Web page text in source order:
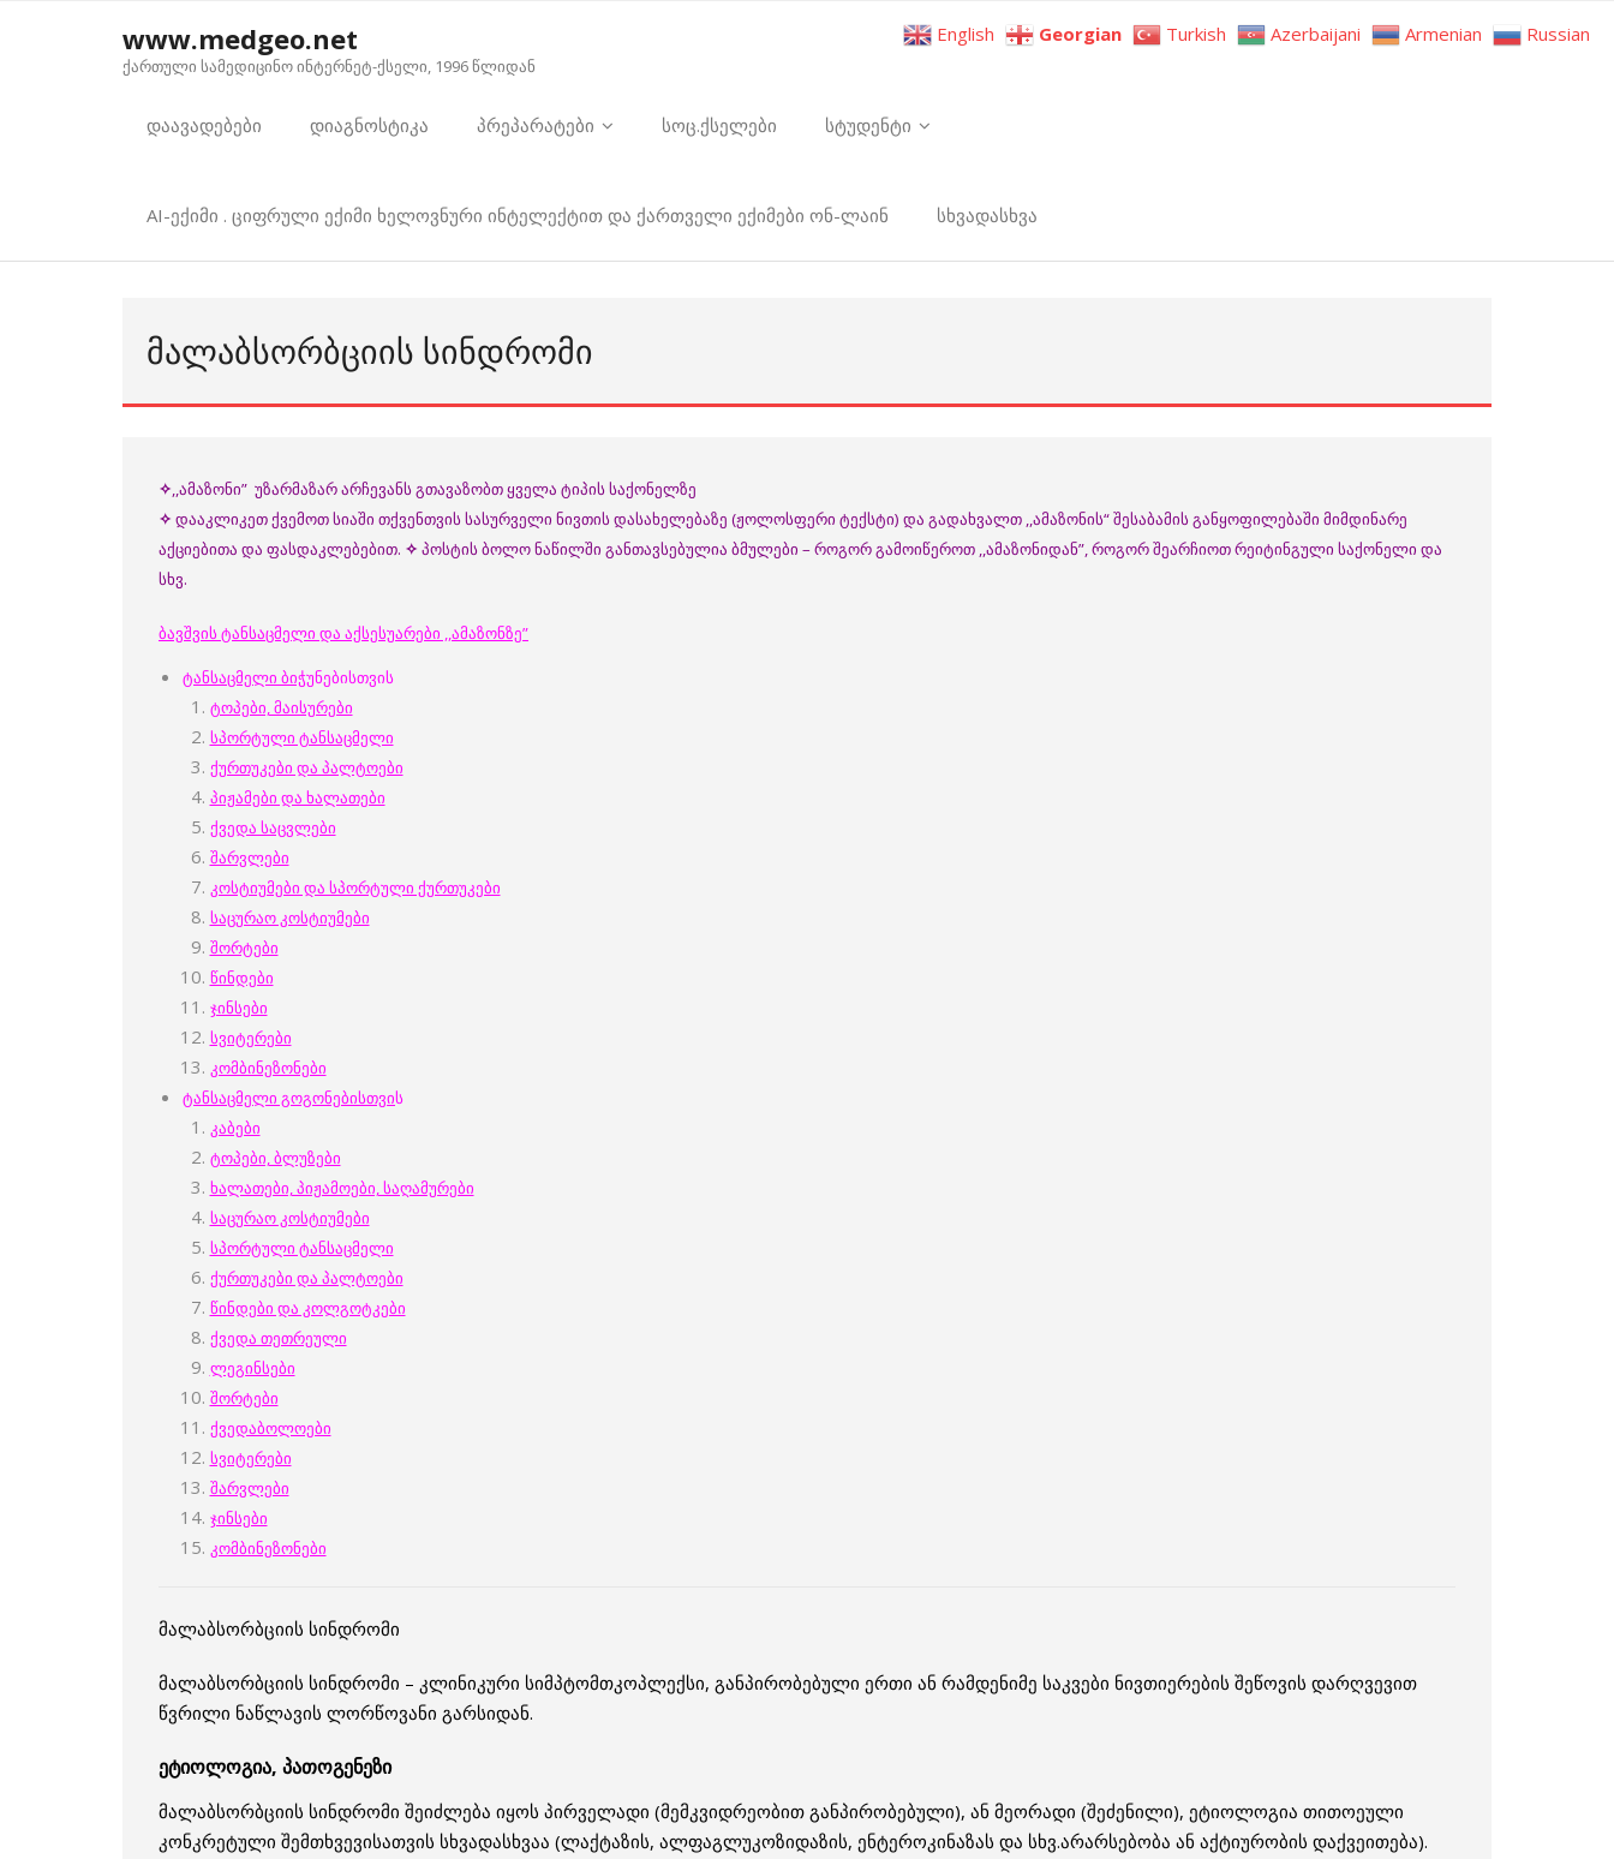
www.medgeo.net
ქართული სამედიცინო ინტერნეტ-ქსელი, 1996 წლიდან
დაავადებები დიაგნოსტიკა პრეპარატები სოც.ქსელები სტუდენტი
AI-ექიმი . ციფრული ექიმი ხელოვნური ინტელექტით და ქართველი ექიმები ონ-ლაინ სხვადასხვა
ᲛᲐᲚᲐᲑᲡᲝᲠᲑᲪᲘᲘᲡ ᲡᲘᲜᲓᲠᲝᲛᲘ
✧,,ამაზონი” უზარმაზარ არჩევანს გთავაზობთ ყველა ტიპის საქონელზე
✧ დააკლიკეთ ქვემოთ სიაში თქვენთვის სასურველი ნივთის დასახელებაზე (ჟოლოსფერი ტექსტი) და გადახვალთ ,,ამაზონის“ შესაბამის განყოფილებაში მიმდინარე
აქციებითა და ფასდაკლებებით. ✧ პოსტის ბოლო ნაწილში განთავსებულია ბმულები – როგორ გამოიწეროთ ,,ამაზონიდან”, როგორ შეარჩიოთ რეიტინგული საქონელი და
სხვ.
ბავშვის ტანსაცმელი და აქსესუარები ,,ამაზონზე”
ტანსაცმელი ბიჭუნებისთვის
ტოპები, მაისურები
სპორტული ტანსაცმელი
ქურთუკები და პალტოები
პიჟამები და ხალათები
ქვედა საცვლები
შარვლები
კოსტიუმები და სპორტული ქურთუკები
საცურაო კოსტიუმები
შორტები
წინდები
ჯინსები
სვიტერები
კომბინეზონები
ტანსაცმელი გოგონებისთვის
კაბები
ტოპები, ბლუზები
ხალათები, პიჟამოები, საღამურები
საცურაო კოსტიუმები
სპორტული ტანსაცმელი
ქურთუკები და პალტოები
წინდები და კოლგოტკები
ქვედა თეთრეული
ლეგინსები
შორტები
ქვედაბოლოები
სვიტერები
შარვლები
ჯინსები
კომბინეზონები
მალაბსორბციის სინდრომი
მალაბსორბციის სინდრომი – კლინიკური სიმპტომთკოპლექსი, განპირობებული ერთი ან რამდენიმე საკვები ნივთიერების შეწოვის დარღვევით
წვრილი ნაწლავის ლორწოვანი გარსიდან.
ეტიოლოგია, პათოგენეზი
მალაბსორბციის სინდრომი შეიძლება იყოს პირველადი (მემკვიდრეობით განპირობებული), ან მეორადი (შეძენილი), ეტიოლოგია თითოეული
კონკრეტული შემთხვევისათვის სხვადასხვაა (ლაქტაზის, ალფაგლუკოზიდაზის, ენტეროკინაზას და სხვ.არარსებობა ან აქტიურობის დაქვეითება).
English Georgian Turkish Azerbaijani Armenian Russian